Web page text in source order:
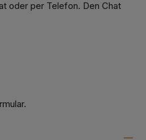
oder per Telefon. Den Chat
.